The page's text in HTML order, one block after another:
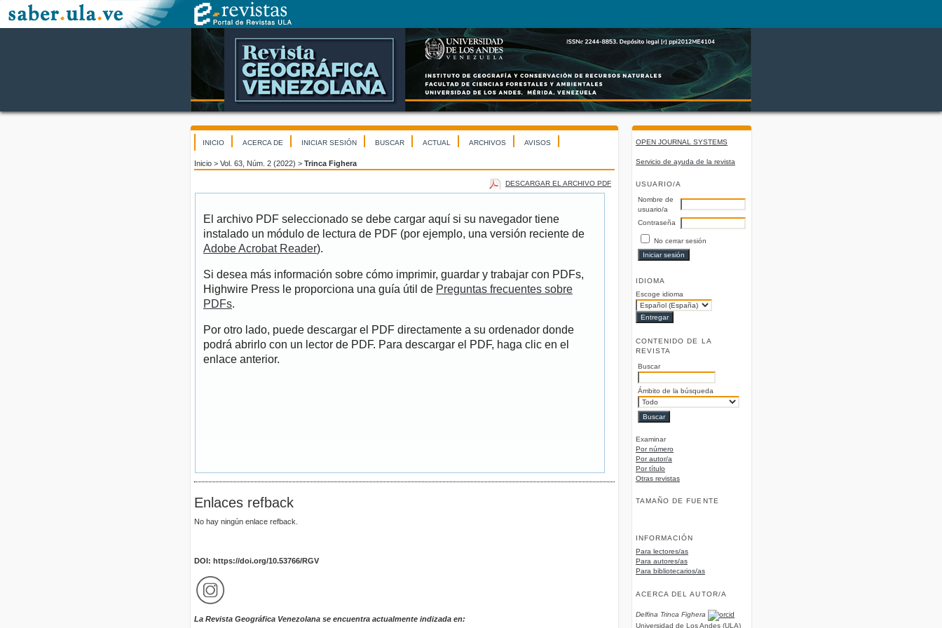
OPEN JOURNAL SYSTEMS
Servicio de ayuda de la revista
USUARIO/A
Nombre de
usuario/a
Contraseña
No cerrar sesión
IDIOMA
Escoge idioma
CONTENIDO DE LA
REVISTA
Buscar
Ámbito de la búsqueda
Examinar
Por número
Por autor/a
Por título
Otras revistas
TAMAÑO DE FUENTE
INFORMACIÓN
Para lectores/as
Para autores/as
Para bibliotecarios/as
ACERCA DEL AUTOR/A
Delfina Trinca Fighera
Universidad de Los Andes (ULA)
INICIO ACERCA DE INICIAR SESIÓN BUSCAR ACTUAL ARCHIVOS AVISOS
Inicio > Vol. 63, Núm. 2 (2022) > Trinca Fighera
DESCARGAR EL ARCHIVO PDF
El archivo PDF seleccionado se debe cargar aquí si su navegador tiene
instalado un módulo de lectura de PDF (por ejemplo, una versión reciente de
Adobe Acrobat Reader).
Si desea más información sobre cómo imprimir, guardar y trabajar con PDFs,
Highwire Press le proporciona una guía útil de Preguntas frecuentes sobre
PDFs.
Por otro lado, puede descargar el PDF directamente a su ordenador donde
podrá abrirlo con un lector de PDF. Para descargar el PDF, haga clic en el
enlace anterior.
Enlaces refback
No hay ningún enlace refback.
DOI: https://doi.org/10.53766/RGV
La Revista Geográfica Venezolana se encuentra actualmente indizada en: